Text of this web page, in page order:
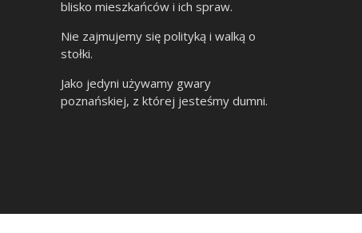
blisko mieszkańców i ich spraw.
Nie zajmujemy się polityką i walką o
stołki.
Jako jedyni używamy gwary
poznańskiej, z której jesteśmy dumni.